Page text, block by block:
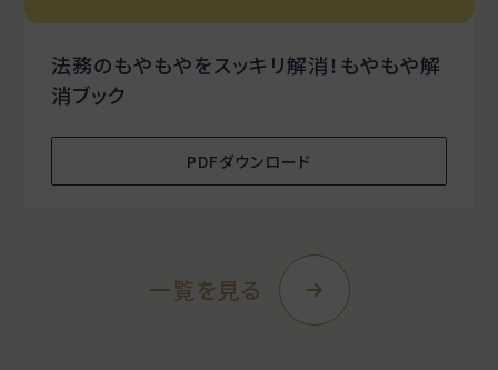
法務のもやもやをスッキリ解消！もやもや解
消ブック
PDFダウンロード
一覧を見る